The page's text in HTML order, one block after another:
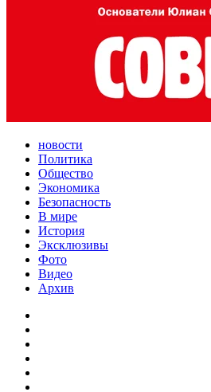
новости
Политика
Общество
Экономика
Безопасность
В мире
История
Эксклюзивы
Фото
Видео
Архив